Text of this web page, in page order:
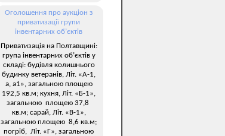
Оголошення про аукціон з
приватизації групи
інвентарних об’єктів
Приватизація на Полтавщині:
група інвентарних об’єктів у
складі: будівля колишнього
будинку ветеранів, Літ. «А-1,
а, а1», загальною площею
192,5 кв.м; кухня, Літ. «Б-1»,
загальною площею 37,8
кв.м; сарай, Літ. «В-1»,
загальною площею 8,6 кв.м;
погріб, Літ. «Г», загальною